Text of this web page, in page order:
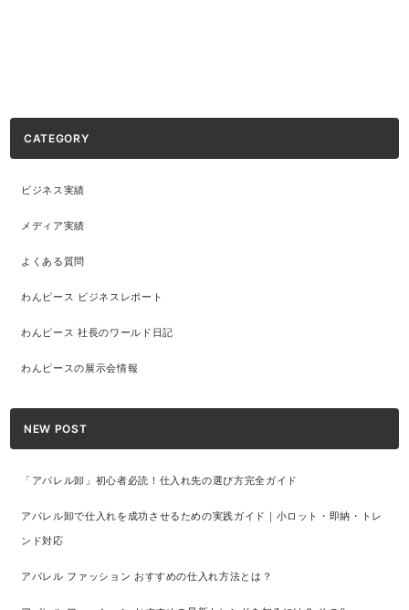
CATEGORY
ビジネス実績
メディア実績
よくある質問
わんピース ビジネスレポート
わんピース 社長のワールド日記
わんピースの展示会情報
NEW POST
「アパレル卸」初心者必読！仕入れ先の選び方完全ガイド
アパレル卸で仕入れを成功させるための実践ガイド｜小ロット・即納・トレ
ンド対応
アパレル ファッション おすすめの仕入れ方法とは？